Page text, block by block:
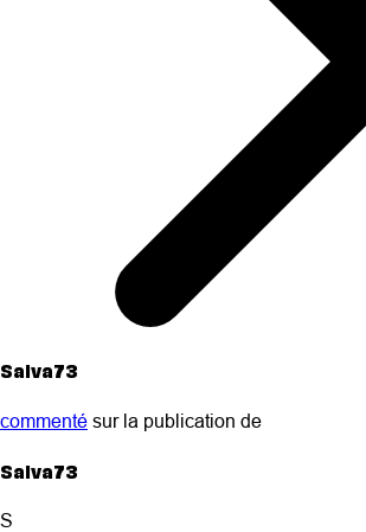
Salva73
commenté sur la publication de
Salva73
S